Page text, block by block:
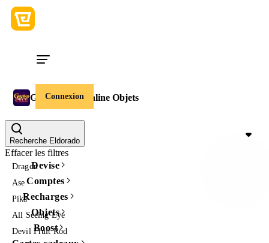
Connexion
Recherche Eldorado
Devise
Comptes
Recharges
Objets
Boost
Grand Piece Online Objets
Prix
Effacer les filtres
Dragon
Ase
Pika
All Seeing Eye
Devil Fruit Rod